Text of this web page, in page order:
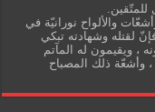
والألواح نورانيّة في
لقتله وشهادته تبكي
، ويقيمون له المآتم
، وأشعّة ذلك المصباح